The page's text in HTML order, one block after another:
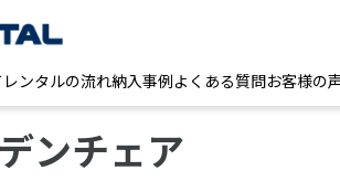
レンタルの流れ納入事例よくある質問お客様の
ンチェア